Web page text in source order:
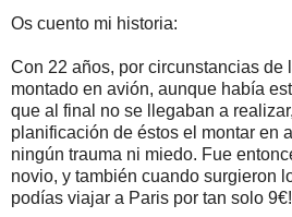
Os cuento mi historia:
Con 22 años, por circunstancias de
montado en avión, aunque había
que al final no se llegaban a
planificación de éstos el montar en
ningún trauma ni miedo. Fue
novio, y también cuando surgieron
podías viajar a Paris por tan solo